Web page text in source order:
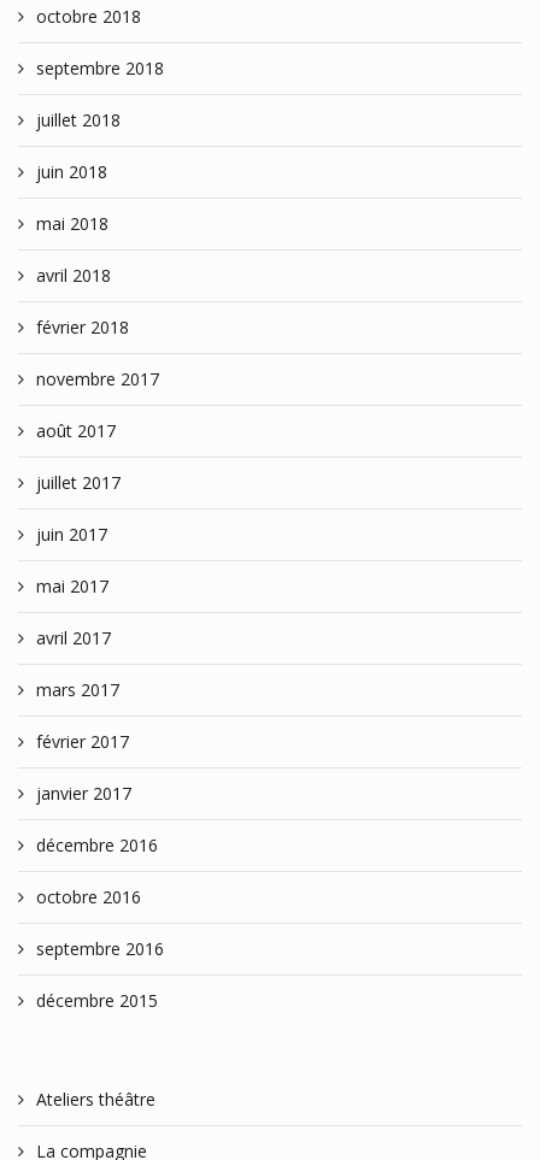
octobre 2018
septembre 2018
juillet 2018
juin 2018
mai 2018
avril 2018
février 2018
novembre 2017
août 2017
juillet 2017
juin 2017
mai 2017
avril 2017
mars 2017
février 2017
janvier 2017
décembre 2016
octobre 2016
septembre 2016
décembre 2015
Ateliers théâtre
La compagnie